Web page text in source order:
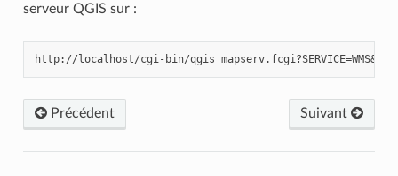
serveur QGIS sur :
Précédent Suivant